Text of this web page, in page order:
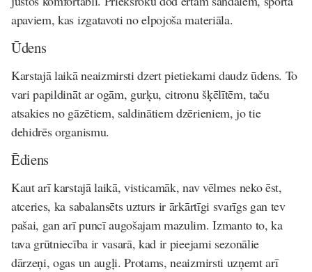
apaviem, kas izgatavoti no elpojoša materiāla.
Ūdens
Karstajā laikā neaizmirsti dzert pietiekami daudz ūdens. To
vari papildināt ar ogām, gurķu, citronu šķēlītēm, taču
atsakies no gāzētiem, saldinātiem dzērieniem, jo tie
dehidrēs organismu.
Ēdiens
Kaut arī karstajā laikā, visticamāk, nav vēlmes neko ēst,
atceries, ka sabalansēts uzturs ir ārkārtīgi svarīgs gan tev
pašai, gan arī puncī augošajam mazulim. Izmanto to, ka
tava grūtniecība ir vasarā, kad ir pieejami sezonālie
dārzeņi, ogas un augļi. Protams, neaizmirsti uzņemt arī